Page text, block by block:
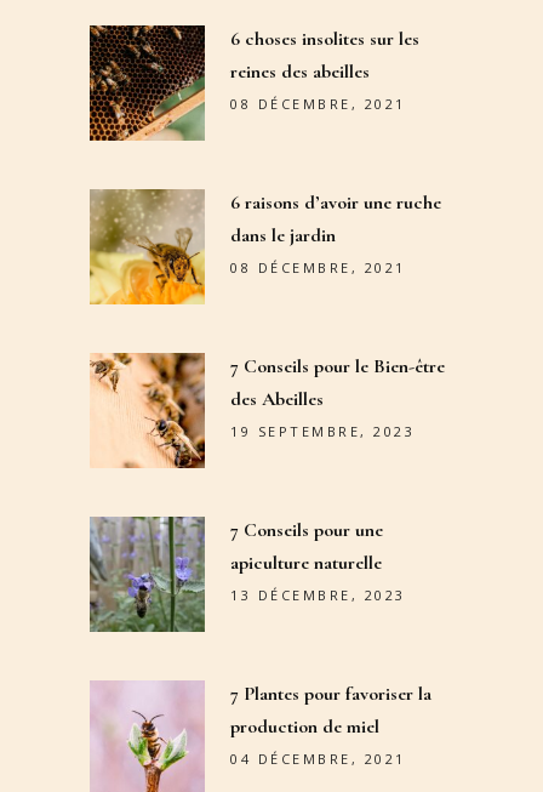
6 choses insolites sur les
reines des abeilles
08 DÉCEMBRE, 2021
6 raisons d’avoir une ruche
dans le jardin
08 DÉCEMBRE, 2021
7 Conseils pour le Bien-être
des Abeilles
19 SEPTEMBRE, 2023
7 Conseils pour une
apiculture naturelle
13 DÉCEMBRE, 2023
7 Plantes pour favoriser la
production de miel
04 DÉCEMBRE, 2021